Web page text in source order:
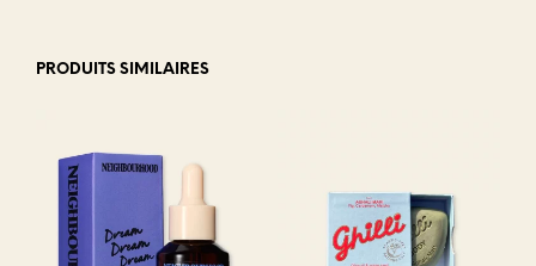
PRODUITS SIMILAIRES